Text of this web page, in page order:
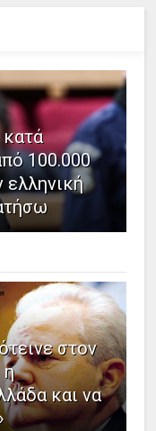
κατά
100.000
ελληνική
στον
η
και να